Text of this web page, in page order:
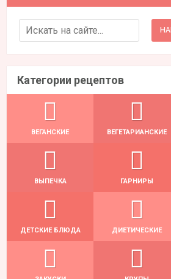
Search for:
Категории рецептов
ВЕГАНСКИЕ ВЕГЕТАРИАНСКИЕ
ВЫПЕЧКА ГАРНИРЫ
ДЕТСКИЕ БЛЮДА ДИЕТИЧЕСКИЕ